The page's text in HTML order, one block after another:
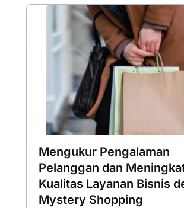
Mengukur Pengalaman
Pelanggan dan
Kualitas Layanan Bisnis
Mystery Shopping